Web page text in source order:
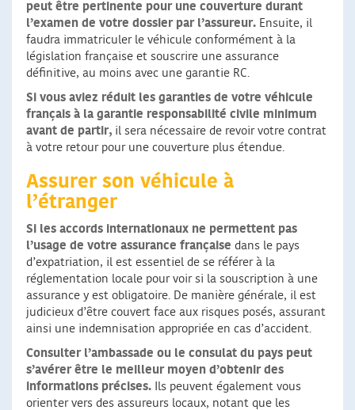
peut être pertinente pour une couverture durant
l’examen de votre dossier par l’assureur. Ensuite, il
faudra immatriculer le véhicule conformément à la
législation française et souscrire une assurance
définitive, au moins avec une garantie RC.
Si vous aviez réduit les garanties de votre véhicule
français à la garantie responsabilité civile minimum
avant de partir, il sera nécessaire de revoir votre contrat
à votre retour pour une couverture plus étendue.
Assurer son véhicule à
l’étranger
Si les accords internationaux ne permettent pas
l’usage de votre assurance française dans le pays
d’expatriation, il est essentiel de se référer à la
réglementation locale pour voir si la souscription à une
assurance y est obligatoire. De manière générale, il est
judicieux d’être couvert face aux risques posés, assurant
ainsi une indemnisation appropriée en cas d’accident.
Consulter l’ambassade ou le consulat du pays peut
s’avérer être le meilleur moyen d’obtenir des
informations précises. Ils peuvent également vous
orienter vers des assureurs locaux, notant que les